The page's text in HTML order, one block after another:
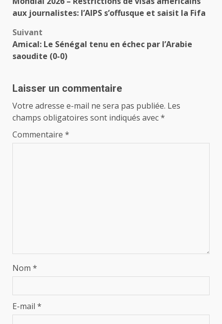
d’article
aux journalistes: l’AIPS s’offusque et saisit la Fifa
Suivant
Amical: Le Sénégal tenu en échec par l’Arabie
saoudite (0-0)
Laisser un commentaire
Votre adresse e-mail ne sera pas publiée. Les
champs obligatoires sont indiqués avec*
Commentaire *
Nom *
E-mail *